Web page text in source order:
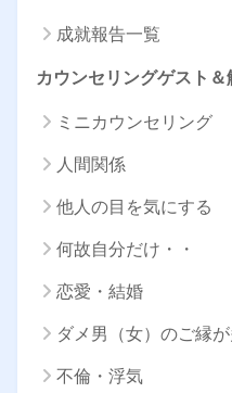
成就報告一覧
カウンセリングゲスト＆
ミニカウンセリング
人間関係
他人の目を気にする
何故自分だけ・・
恋愛・結婚
ダメ男（女）のご縁
不倫・浮気